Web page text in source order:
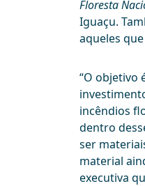
Floresta
Iguaçu.
aqueles
“O objetivo
incêndios
dentro
ser
material
executiva